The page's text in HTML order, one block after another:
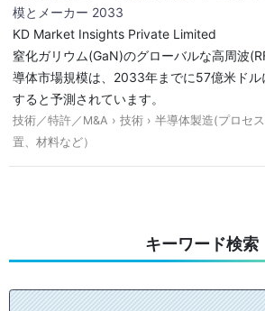
模とメーカー 2033
KD Market Insights Private Limited
窒化ガリウム(GaN)のグローバルな高周波
導体市場規模は、2033年までに57億米ドル
すると予測されています。
技術／特許／M&A › 技術 › 半導体製造(プロセ
置、材料など）
キーワード検索